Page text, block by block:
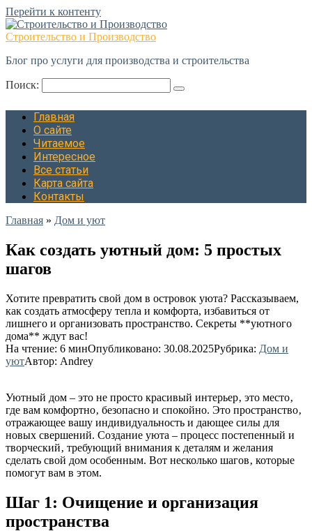
Перейти к контенту
Строительство и Производство
Блог про услуги для производства и строительства
Поиск:
Главная
О сайте
Читаемое
Интересное
Все статьи
Карта сайта
Контакты
Главная » Дом и уют
Как создать уютный дом: 5 простых
шагов
Хотите превратить свой дом в островок уюта? Рассказываем,
как создать атмосферу тепла и комфорта, избавиться от
лишнего и организовать пространство. Секреты **уютного
дома** ждут вас!
На чтение: 6 минОпубликовано: 30.08.2025Рубрика: Дом и
уютАвтор: Andrey
Уютный дом – это не просто красивый интерьер‚ это место‚
где вам комфортно‚ безопасно и спокойно. Это пространство‚
отражающее вашу индивидуальность и дающее силы для
новых свершений. Создание уюта – процесс постепенный и
творческий‚ требующий внимания к деталям и желания
сделать свой дом особенным. Вот несколько шагов‚ которые
помогут вам в этом.
Шаг 1: Очищение и организация
пространства